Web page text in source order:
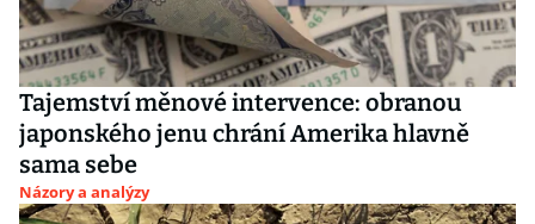
Tajemství měnové intervence: obranou
japonského jenu chrání Amerika hlavně
sama sebe
Názory a analýzy